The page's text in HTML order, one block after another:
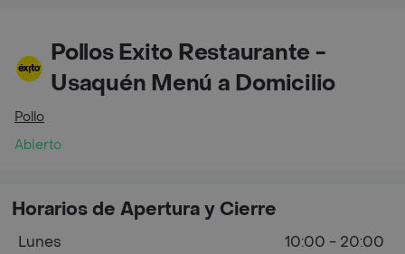
Pollos Exito Restaurante -
Usaquén Menú a Domicilio
Pollo
Abierto
Horarios de Apertura y Cierre
Lunes
10:00 - 20:00